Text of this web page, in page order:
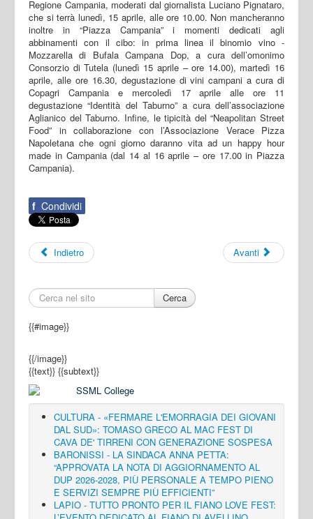
Regione Campania, moderati dal giornalista Luciano Pignataro,
che si terrà lunedì, 15 aprile, alle ore 10.00. Non mancheranno
inoltre in “Piazza Campania” i momenti dedicati agli
abbinamenti con il cibo: in prima linea il binomio vino -
Mozzarella di Bufala Campana Dop, a cura dell’omonimo
Consorzio di Tutela (lunedì 15 aprile – ore 14.00), martedì 16
aprile, alle ore 16.30, degustazione di vini campani a cura di
Copagri Campania e mercoledì 17 aprile alle ore 11
degustazione “Identità del Taburno” a cura dell’associazione
Aglianico del Taburno. Infine, le tipicità del “Neapolitan Street
Food” in collaborazione con l’Associazione Verace Pizza
Napoletana che ogni giorno daranno vita ad un happy hour
made in Campania (dal 14 al 16 aprile – ore 17.00 in Piazza
Campania).
f Condividi
Indietro Avanti
Cerca
{{#image}}
{{/image}}
{{text}} {{subtext}}
CULTURA - «FERMARE L'EMORRAGIA DEI GIOVANI
DAL SUD»: TOMASO GRECO AL MAC FEST DI
CAVA DE' TIRRENI CON GENERAZIONE SOSPESA
BARONISSI - LA SINDACA ANNA PETTA:
“APPROVATA LA NOTA DI AGGIORNAMENTO AL
DUP 2026-2028, PIÙ PERSONALE A TEMPO PIENO
E SERVIZI SEMPRE PIÙ EFFICIENTI”
LAPIO - TUTTO PRONTO PER IL FIANO LOVE FEST: